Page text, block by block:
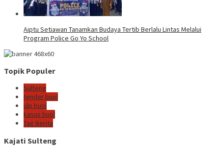
Aiptu Setiawan Tanamkan Budaya Tertib Berlalu Lintas Melalui
Program Police Go Yo School
Topik Populer
Sulteng
tender buol
ulp buol
kasus buol
Tag Berita
Kajati Sulteng